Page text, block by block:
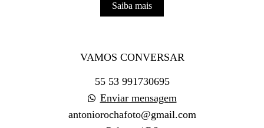
Saiba mais
VAMOS CONVERSAR
55 53 991730695
Enviar mensagem
antoniorochafoto@gmail.com